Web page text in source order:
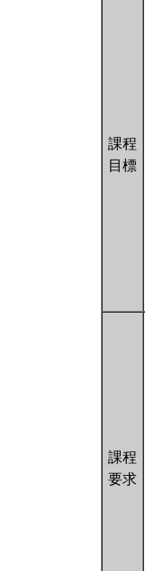
課程
目標
課程
要求